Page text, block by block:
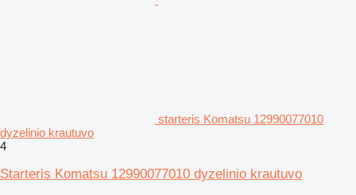
starteris Komatsu 12990077010
dyzelinio krautuvo
4
Starteris Komatsu 12990077010 dyzelinio krautuvo